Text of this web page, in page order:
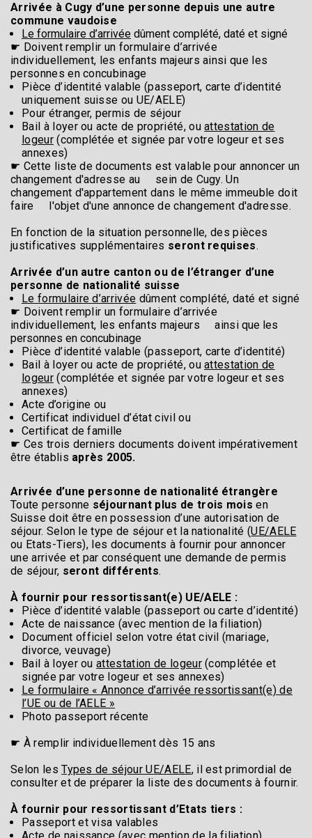
Arrivée à Cugy d’une personne depuis une autre
commune vaudoise
Le formulaire d’arrivée dûment complété, daté et signé
☛ Doivent remplir un formulaire d’arrivée
individuellement, les enfants majeurs ainsi que les
personnes en concubinage
Pièce d’identité valable (passeport, carte d’identité
uniquement suisse ou UE/AELE)
Pour étranger, permis de séjour
Bail à loyer ou acte de propriété, ouattestation de
logeur(complétée et signée par votre logeur et ses
annexes)
☛ Cette liste de documents est valable pour annoncer un
changement d'adresse au sein de Cugy. Un
changement d'appartement dans le même immeuble doit
faire l'objet d'une annonce de changement d'adresse.
En fonction de la situation personnelle, des pièces
justificatives supplémentaires seront requises.
Arrivée d’un autre canton ou de l’étranger d’une
personne de nationalité suisse
Le formulaire d’arrivée dûment complété, daté et signé
☛ Doivent remplir un formulaire d’arrivée
individuellement, les enfants majeurs ainsique les
personnes en concubinage
Pièce d’identité valable (passeport, carte d’identité)
Bail à loyer ou acte de propriété, ouattestation de
logeur(complétée et signée par votre logeur et ses
annexes)
Acte d’origine ou
Certificat individuel d’état civil ou
Certificat de famille
☛ Ces trois derniers documents doivent impérativement
être établis après 2005.
Arrivée d’une personne de nationalité étrangère
Toute personne séjournant plus de trois mois en
Suisse doit être en possession d’une autorisation de
séjour. Selon le type de séjour et la nationalité (UE/AELE
ou Etats-Tiers), les documents à fournir pour annoncer
une arrivée et par conséquent une demande de permis
de séjour, seront différents.
À fournir pour ressortissant(e) UE/AELE :
Pièce d’identité valable (passeport ou carte d’identité)
Acte de naissance (avec mention de la filiation)
Document officiel selon votre état civil (mariage,
divorce, veuvage)
Bail à loyer ouattestation de logeur(complétée et
signée par votre logeur et ses annexes)
Le formulaire « Annonce d’arrivée ressortissant(e) de
l’UE ou de l’AELE »
Photo passeport récente
☛ À remplir individuellement dès 15 ans
Selon lesTypes de séjour UE/AELE, il est primordial de
consulter et de préparer la liste des documents à fournir.
À fournir pour ressortissant d’Etats tiers :
Passeport et visa valables